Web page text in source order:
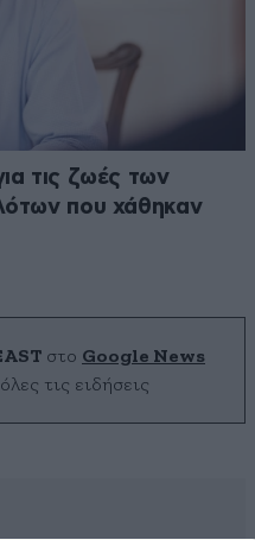
τις ζωές των
που χάθηκαν
στο Google News
τις ειδήσεις